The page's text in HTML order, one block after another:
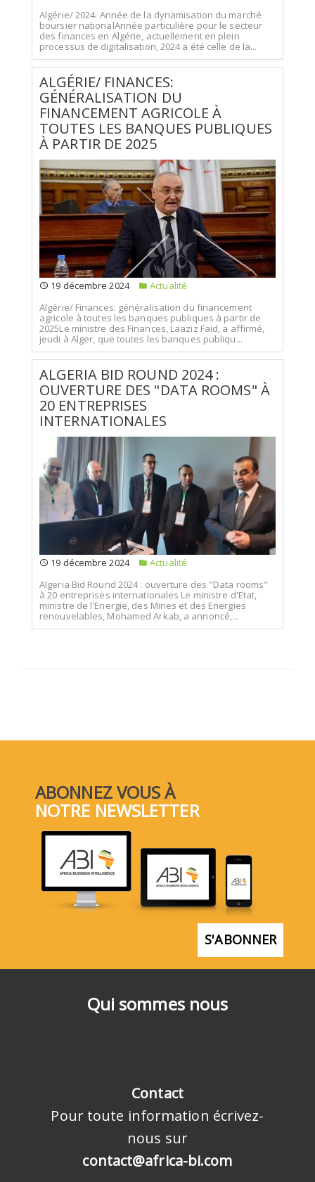
Algérie/ 2024: Année de la dynamisation du marché
boursier nationalAnnée particulière pour le secteur
des finances en Algérie, actuellement en plein
processus de digitalisation, 2024 a été celle de la...
ALGÉRIE/ FINANCES:
GÉNÉRALISATION DU
FINANCEMENT AGRICOLE À
TOUTES LES BANQUES PUBLIQUES
À PARTIR DE 2025
19 décembre 2024
Actualité
Algérie/ Finances: généralisation du financement
agricole à toutes les banques publiques à partir de
2025Le ministre des Finances, Laaziz Faid, a affirmé,
jeudi à Alger, que toutes les banques publiqu...
ALGERIA BID ROUND 2024 :
OUVERTURE DES "DATA ROOMS" À
20 ENTREPRISES
INTERNATIONALES
19 décembre 2024
Actualité
Algeria Bid Round 2024 : ouverture des "Data rooms"
à 20 entreprises internationales Le ministre d'Etat,
ministre de l'Energie, des Mines et des Energies
renouvelables, Mohamed Arkab, a annoncé,...
Qui sommes nous
Contact
Pour toute information écrivez-
nous sur
contact@africa-bi.com
ABONNEZ VOUS À
NOTRE NEWSLETTER
S'ABONNER